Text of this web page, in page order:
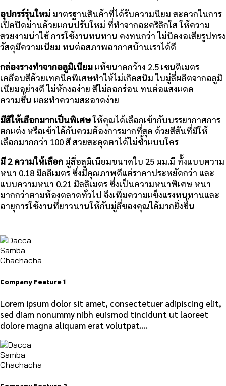
อุปกรร์รุ่นใหม่ มาตรฐานสินค้าที่ได้รับความนิยม สะดวกในการ
เปิดปิดม่านด้วยแกนปรับใหม่ ที่ทำจากอะคริลิกใส ให้ความ
สวยงามน่าใช้ การใช้งานทนทาน คงทนกว่า ไม่บิดงอเสียรูปทรง
วัสดุมีความเนียม ทนต่อสภาพอากาศบ้านเราได้ดี
กล่องรางทำจากอลูมิเนียม แท้ขนาดกว้าง 2.5 เซนติเมตร
เคลือบสีด้วยเทคนิคพิเศษทำให้ไม่เกิดสนิม ใบมู่ลี่ผลิตจากอลูมิ
เนียมอย่างดี ไม่หักงอง่าย สีไม่ลอกร่อน ทนต่อแสงแดด
ความชื้น และทำความสะอาดง่าย
มีสีให้เลือกมากเป็นพิเศษให้คุณได้เลือกเข้ากับบรรยากาศการ
ตกแต่ง หรือเข้าได้กับควมต้องการมากที่สุด ด้วยสีสันที่มีให้
เลือกมากกว่า 100 สี สวยสะดุดตาได้ไม่ซ้ำแบบใคร
มี 2 ความให้เลือก มู่ลี่อลูมิเนียมขนาดใบ 25 มม.มี ทั้งแบบความ
หนา 0.18 มิลลิเมตร ซึ่งมีคุณภาพดีแต่ราคาประหยัดกว่า และ
แบบความหนา 0.21 มิลลิเมตร ซึ่งเป็นความหนาพิเศษ หนา
มากกว่าตามท้องตลาดทั่วไป จึงเพิ่มความแข็งแรงทนทานและ
อายุการใช้งานที่ยาวนานให้กับมู่ลี่ของคุณได้มากยิ่งขึ้น
Company Feature 1
Lorem ipsum dolor sit amet, consectetuer adipiscing elit,
sed diam nonummy nibh euismod tincidunt ut laoreet
dolore magna aliquam erat volutpat….